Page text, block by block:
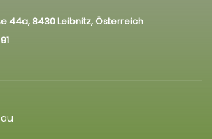
44a, 8430 Leibnitz, Österreich